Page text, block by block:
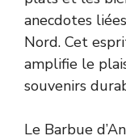
anecdotes
Nord. Cet
amplifie le
souvenirs
Le Barbue